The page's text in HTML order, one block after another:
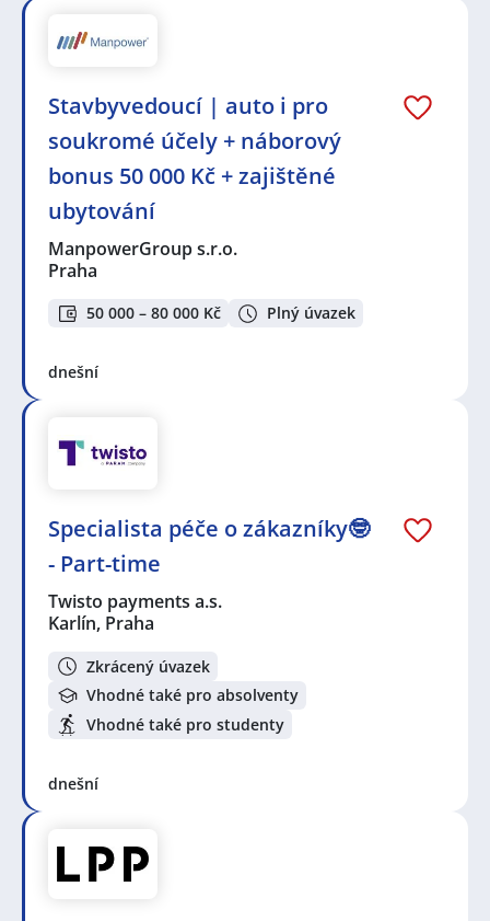
Stavbyvedoucí | auto i pro
soukromé účely + náborový
bonus 50 000 Kč + zajištěné
ubytování
ManpowerGroup s.r.o.
Praha
50 000 – 80 000 Kč Plný úvazek
dnešní
Specialista péče o zákazníky🤓
- Part-time
Twisto payments a.s.
Karlín, Praha
Zkrácený úvazek
Vhodné také pro absolventy
Vhodné také pro studenty
dnešní